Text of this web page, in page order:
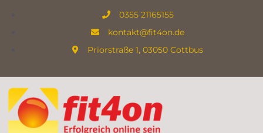
0355 21165155
kontakt@fit4on.de
Priorstraße 1, 03050 Cottbus